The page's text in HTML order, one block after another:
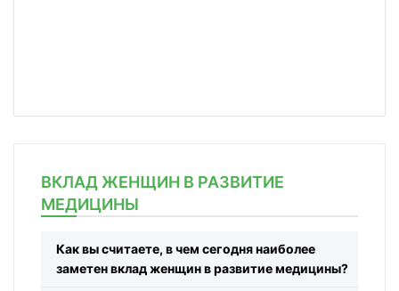
ВКЛАД ЖЕНЩИН В РАЗВИТИЕ
МЕДИЦИНЫ
Как вы считаете, в чем сегодня наиболее
заметен вклад женщин в развитие медицины?